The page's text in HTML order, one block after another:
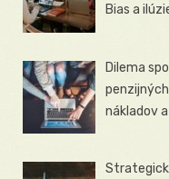
Bias a
Dilema
nákladov